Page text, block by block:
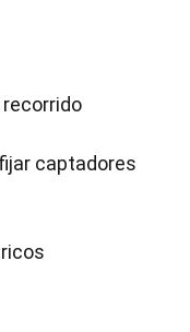
recorrido
captadores